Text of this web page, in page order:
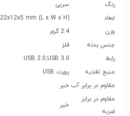
رنگ
سربی
ابعاد
22x12x5 mm (L x W x H)
وزن
2.4 گرم
جنس بدنه
فلز
رابط
USB 2.0,USB 3.0
منبع تغذیه
پورت USB
مقاوم در برابر آب خیر
مقاوم در برابر
ضربه
خیر